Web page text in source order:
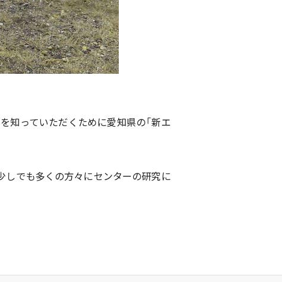
知っていただくために愛知県の「新エ
しでも多くの方々にセンターの研究に